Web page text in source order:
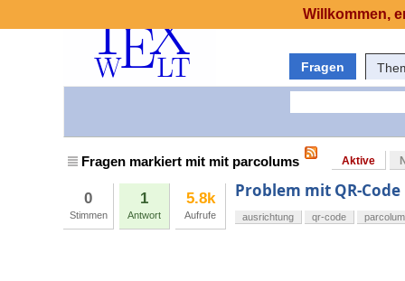
Fragen
Fragen markiert mit mit parcolums Aktive
0
Stimmen
1
Antwort
5.8k
Aufrufe
Problem mit QR-
ausrichtung qr-code
Willkommen,